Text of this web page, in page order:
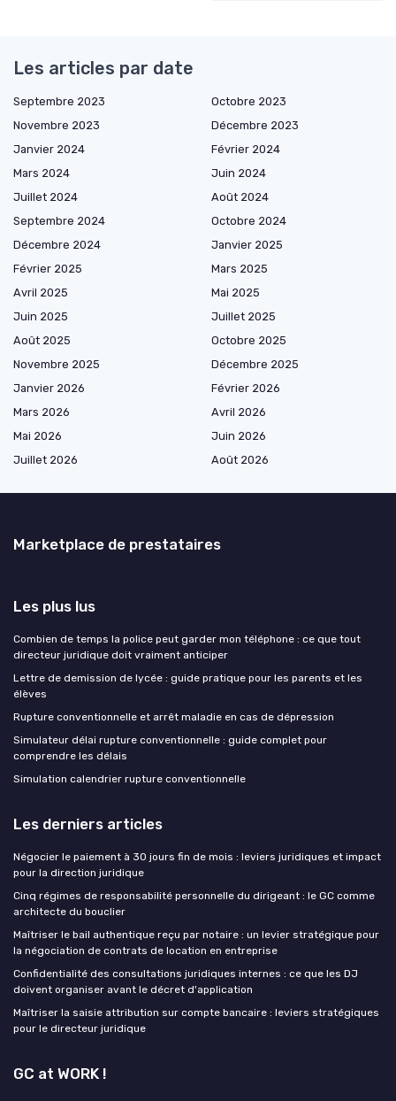
Les articles par date
Septembre 2023
Octobre 2023
Novembre 2023
Décembre 2023
Janvier 2024
Février 2024
Mars 2024
Juin 2024
Juillet 2024
Août 2024
Septembre 2024
Octobre 2024
Décembre 2024
Janvier 2025
Février 2025
Mars 2025
Avril 2025
Mai 2025
Juin 2025
Juillet 2025
Août 2025
Octobre 2025
Novembre 2025
Décembre 2025
Janvier 2026
Février 2026
Mars 2026
Avril 2026
Mai 2026
Juin 2026
Juillet 2026
Août 2026
Marketplace de prestataires
Les plus lus
Combien de temps la police peut garder mon téléphone : ce que tout
directeur juridique doit vraiment anticiper
Lettre de demission de lycée : guide pratique pour les parents et les
élèves
Rupture conventionnelle et arrêt maladie en cas de dépression
Simulateur délai rupture conventionnelle : guide complet pour
comprendre les délais
Simulation calendrier rupture conventionnelle
Les derniers articles
Négocier le paiement à 30 jours fin de mois : leviers juridiques et impact
pour la direction juridique
Cinq régimes de responsabilité personnelle du dirigeant : le GC comme
architecte du bouclier
Maîtriser le bail authentique reçu par notaire : un levier stratégique pour
la négociation de contrats de location en entreprise
Confidentialité des consultations juridiques internes : ce que les DJ
doivent organiser avant le décret d'application
Maîtriser la saisie attribution sur compte bancaire : leviers stratégiques
pour le directeur juridique
GC at WORK !